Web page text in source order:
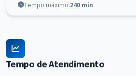
Tempo máximo:240 min
Tempo de Atendimento